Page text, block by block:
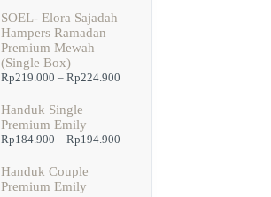
SOEL- Elora Sajadah
Hampers Ramadan
Premium Mewah
(Single Box)
Rp219.000 – Rp224.900Rentang
Handuk Single
Premium Emily
Rp184.900 – Rp194.900Rentang
Handuk Couple
Premium Emily